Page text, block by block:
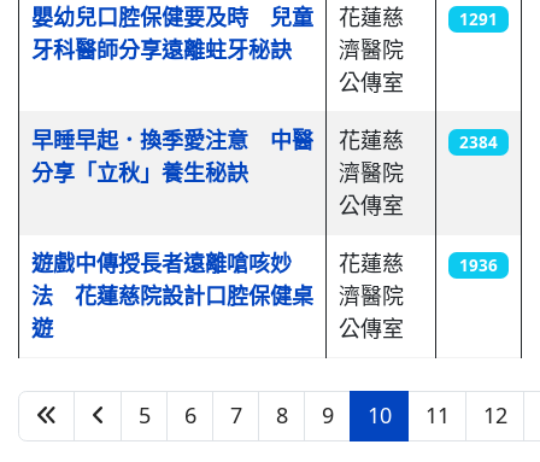
嬰幼兒口腔保健要及時 兒童
牙科醫師分享遠離蛀牙秘訣
花蓮慈
濟醫院
公傳室
1291
早睡早起．換季愛注意 中醫
分享「立秋」養生秘訣
花蓮慈
濟醫院
公傳室
2384
遊戲中傳授長者遠離嗆咳妙
法 花蓮慈院設計口腔保健桌
遊
花蓮慈
濟醫院
公傳室
1936
第 10 頁，共 22 頁
5 6 7 8 9 10 11 12